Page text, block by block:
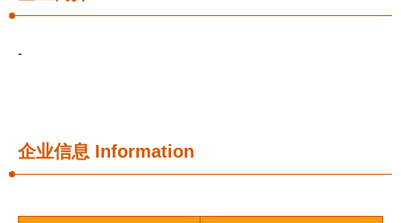
-
企业信息 Information